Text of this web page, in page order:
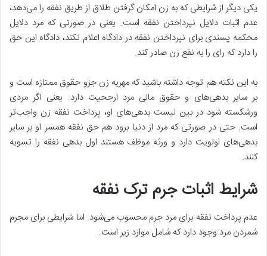
یکی دیگر از شرایطی که به زن امکان گرفتن طلاق از طریق نفقه را می‌دهد،
عدم اثبات دلایل نپرداختن نفقه است. یعنی در صورتی که مرد دلایل
محکمه پسندی برای نپرداختن نفقه در دادگاه اعلام نکند، دادگاه این حق
را دارد که رای را به نفع زن صادر کند.
به این نکته هم توجه داشته باشید که مهریه زن جزو حقوق ممتازه است و
بر سایر بدهی‌های و حقوق مالی مرد ارجحیت دارد. یعنی اگر مردی
ورشکسته شود در بین لیست بدهی‌های او، پرداخت نفقه زن واجب‌تر
است. حتی در صورتی که مرد از دنیا برود هم حق نفقه همسر او بر سایر
بدهی‌های اولویت دارد و ورثه موظف هستند اول بدهی نفقه را تسویه
کنند.
شرایط اثبات جرم ترک نفقه
عدم پرداخت نفقه برای مرد جرم محسوب می‌شود. اما شرایطی برای مجرم
شمردن مرد وجود دارد که شامل موارد زیر است.